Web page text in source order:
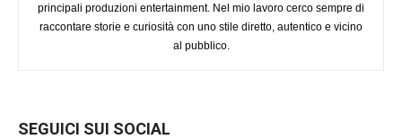
principali produzioni entertainment. Nel mio lavoro cerco sempre di
raccontare storie e curiosità con uno stile diretto, autentico e vicino
al pubblico.
SEGUICI SUI SOCIAL